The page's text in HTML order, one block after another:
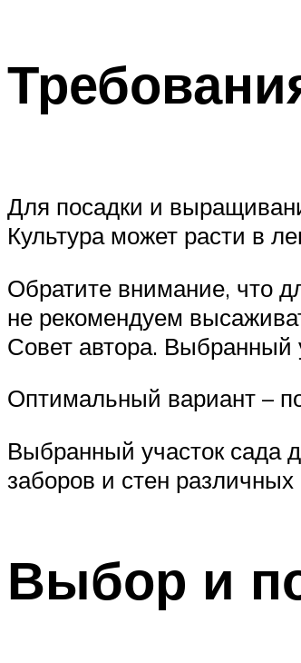
Для посадки и
Культура может расти в
Обратите внимание, что
не рекомендуем
Совет автора. Выбранный
Оптимальный вариант –
Выбранный участок сада
заборов и стен различных
Выбор и